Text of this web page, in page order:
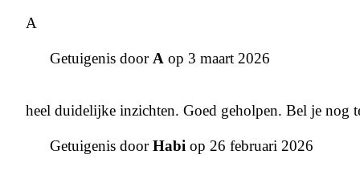
A
Getuigenis doorA op 3 maart 2026
heel duidelijke inzichten. Goed geholpen. Bel je nog
Getuigenis doorHabi op 26 februari 2026